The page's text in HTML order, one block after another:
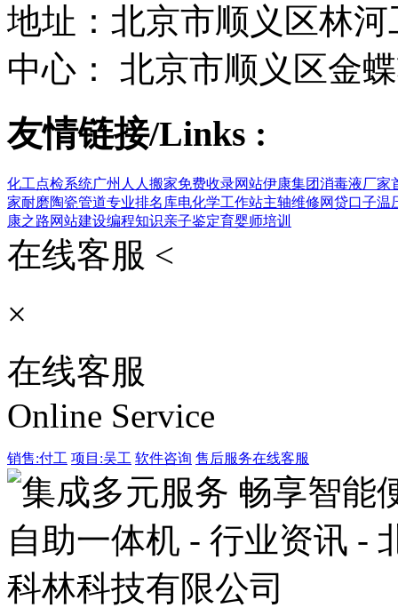
地址：北京市顺义区林
中心： 北京市顺义区金
友情链接/Links :
化工点检系统广州人人搬家免费收录网站伊康集团消毒液厂家
家耐磨陶瓷管道专业排名库电化学工作站主轴维修网贷口子温
康之路网站建设编程知识亲子鉴定育婴师培训
在线客服 <
×
在线客服
Online Service
销售:付工 项目:吴工 软件咨询 售后服务在线客服